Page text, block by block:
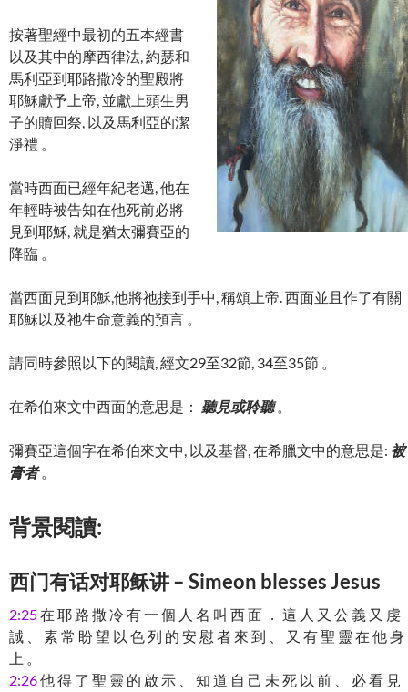
按著聖經中最初的五本經書
以及其中的摩西律法, 約瑟和
馬利亞到耶路撒冷的聖殿將
耶穌獻予上帝, 並獻上頭生男
子的贖回祭, 以及馬利亞的潔
淨禮 。
當時西面已經年紀老邁, 他在
年輕時被告知在他死前必將
見到耶穌, 就是猶太彌賽亞的
降臨 。
當西面見到耶穌,他將祂接到手中, 稱頌上帝. 西面並且作了有關
耶穌以及祂生命意義的預言 。
請同時參照以下的閱讀, 經文29至32節, 34至35節 。
在希伯來文中西面的意思是： 聽見或聆聽。
彌賽亞這個字在希伯來文中, 以及基督, 在希臘文中的意思是: 被
膏者。
背景閱讀:
西门有话对耶稣讲 – Simeon blesses Jesus
2:25在 耶 路 撒 冷 有 一 個 人 名 叫 西 面 ． 這 人 又 公 義 又 虔
誠 、 素 常 盼 望 以 色 列 的 安 慰 者 來 到 、 又 有 聖 靈 在 他 身
上 。
2:26他 得 了 聖 靈 的 啟 示 、 知 道 自 己 未 死 以 前 、 必 看 見